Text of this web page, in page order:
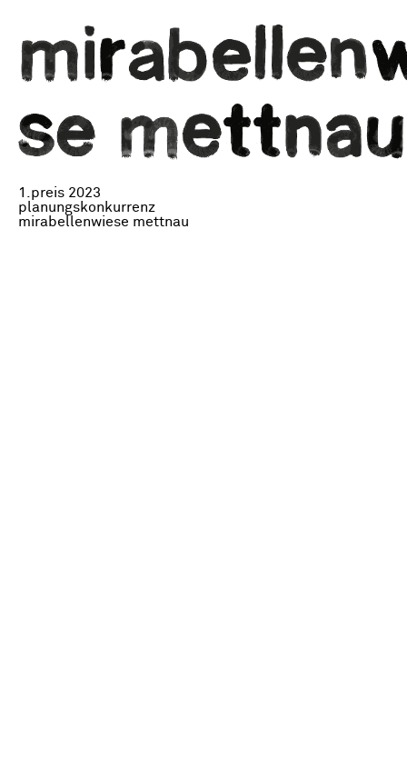
1.preis 2023
planungskonkurrenz
mirabellenwiese mettnau